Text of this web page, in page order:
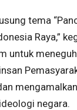
tema
Raya,”
untuk
negara.